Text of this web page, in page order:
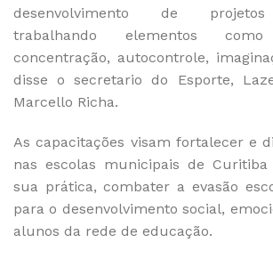
desenvolvimento de projetos
trabalhando elementos
concentração, autocontrole,
disse o secretario do Esporte,
Marcello Richa.
As capacitações visam fortalecer e
nas escolas municipais de
sua prática, combater a evasão
para o desenvolvimento social,
alunos da rede de educação.